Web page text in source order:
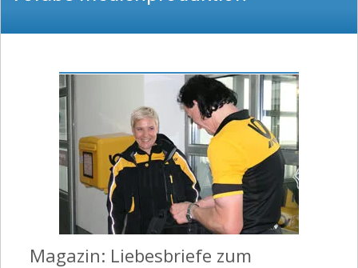
Nachrichten, Texte, Podcast, O-Töne,
Video
Magazin: Liebesbriefe zum